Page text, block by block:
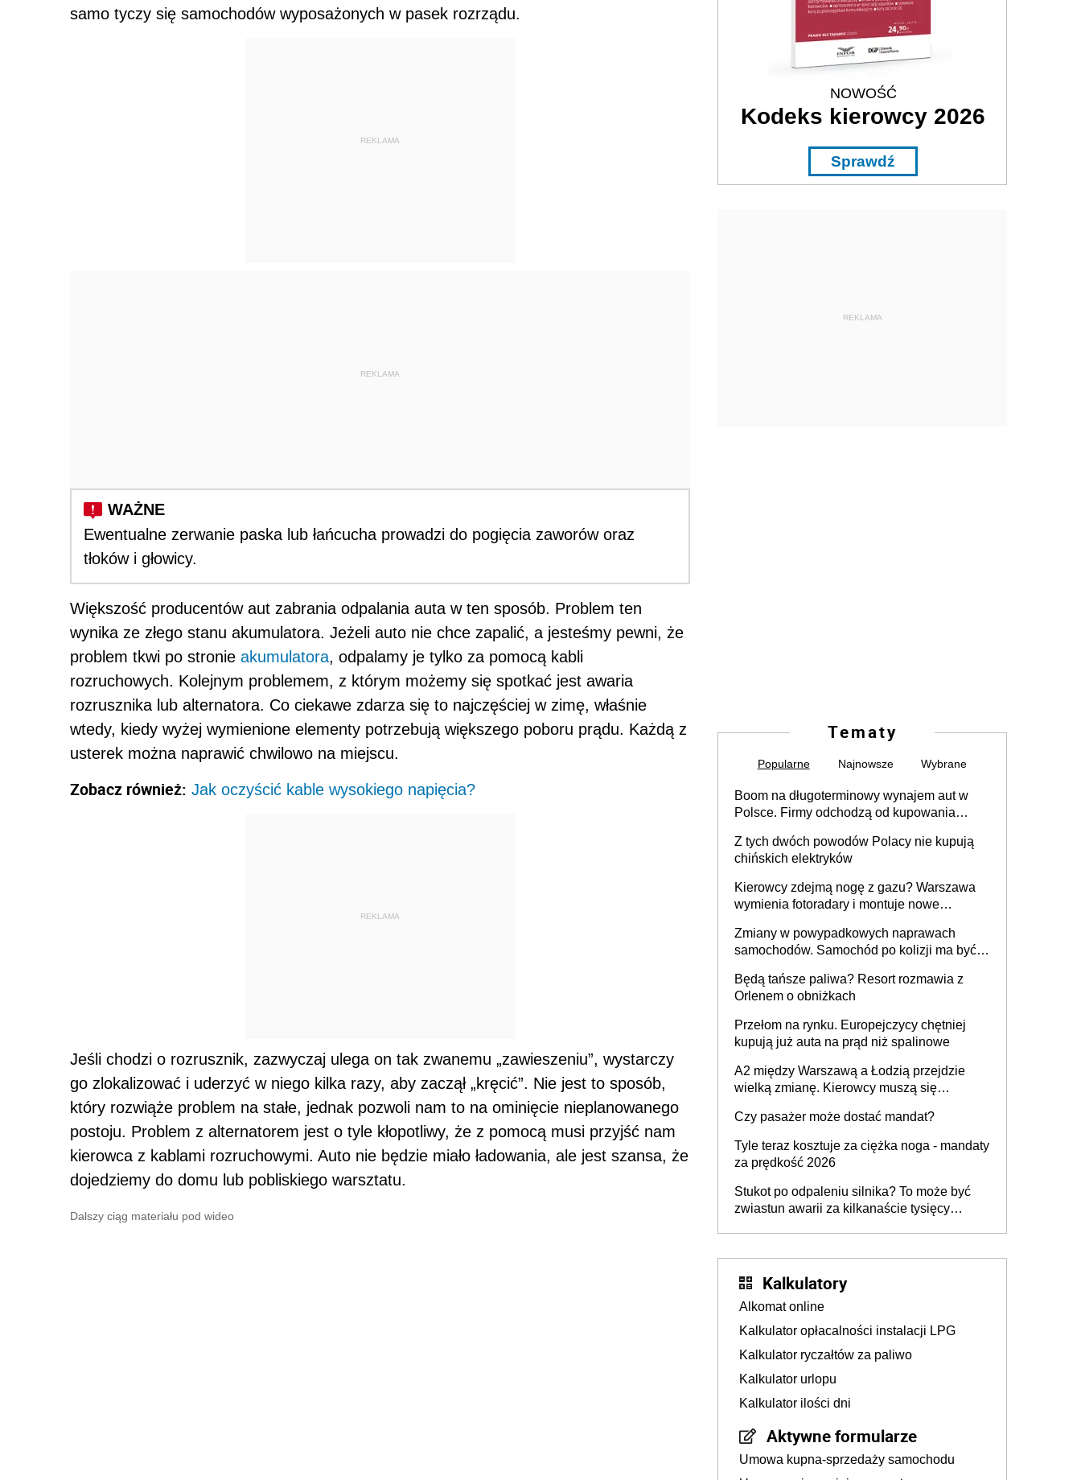
samo tyczy się samochodów wyposażonych w pasek rozrządu.
REKLAMA
REKLAMA
Ewentualne zerwanie paska lub łańcucha prowadzi do pogięcia zaworów oraz
tłoków i głowicy.
Większość producentów aut zabrania odpalania auta w ten sposób. Problem ten
wynika ze złego stanu akumulatora. Jeżeli auto nie chce zapalić, a jesteśmy pewni, że
problem tkwi po stronie akumulatora, odpalamy je tylko za pomocą kabli
rozruchowych. Kolejnym problemem, z którym możemy się spotkać jest awaria
rozrusznika lub alternatora. Co ciekawe zdarza się to najczęściej w zimę, właśnie
wtedy, kiedy wyżej wymienione elementy potrzebują większego poboru prądu. Każdą z
usterek można naprawić chwilowo na miejscu.
Zobacz również: Jak oczyścić kable wysokiego napięcia?
REKLAMA
Jeśli chodzi o rozrusznik, zazwyczaj ulega on tak zwanemu „zawieszeniu”, wystarczy
go zlokalizować i uderzyć w niego kilka razy, aby zaczął „kręcić”. Nie jest to sposób,
który rozwiąże problem na stałe, jednak pozwoli nam to na ominięcie nieplanowanego
postoju. Problem z alternatorem jest o tyle kłopotliwy, że z pomocą musi przyjść nam
kierowca z kablami rozruchowymi. Auto nie będzie miało ładowania, ale jest szansa, że
dojedziemy do domu lub pobliskiego warsztatu.
Dalszy ciąg materiału pod wideo
NOWOŚĆ
Kodeks kierowcy 2026
Sprawdź
REKLAMA
Tematy
Popularne Najnowsze Wybrane
Boom na długoterminowy wynajem aut w
Polsce. Firmy odchodzą od kupowania
Z tych dwóch powodów Polacy nie kupują
chińskich elektryków
Kierowcy zdejmą nogę z gazu? Warszawa
wymienia fotoradary i montuje nowe
Zmiany w powypadkowych naprawach
samochodów. Samochód po kolizji ma być
technologią producenta
Będą tańsze paliwa? Resort rozmawia z
Orlenem o obniżkach
Przełom na rynku. Europejczycy chętniej
kupują już auta na prąd niż spalinowe
A2 między Warszawą a Łodzią przejdzie
wielką zmianę. Kierowcy muszą się
Czy pasażer może dostać mandat?
Tyle teraz kosztuje za ciężka noga - mandaty
za prędkość 2026
Stukot po odpaleniu silnika? To może być
zwiastun awarii za kilkanaście tysięcy
Kalkulatory
Alkomat online
Kalkulator opłacalności instalacji LPG
Kalkulator ryczałtów za paliwo
Kalkulator urlopu
Kalkulator ilości dni
Aktywne formularze
Umowa kupna-sprzedaży samochodu